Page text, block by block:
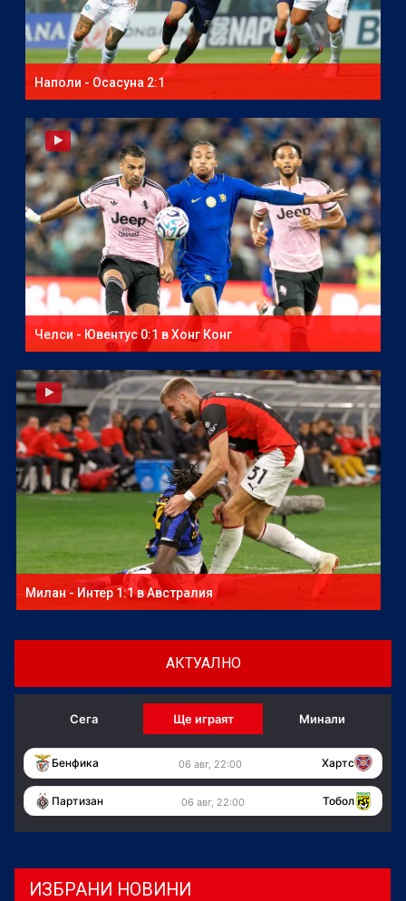
Наполи - Осасуна 2:1
Челси - Ювентус 0:1 в Хонг Конг
Милан - Интер 1:1 в Австралия
АКТУАЛНО
Сега Ще играят Минали
Бенфика 06 авг, 22:00 Хартс
Партизан 06 авг, 22:00 Тобол
ИЗБРАНИ НОВИНИ